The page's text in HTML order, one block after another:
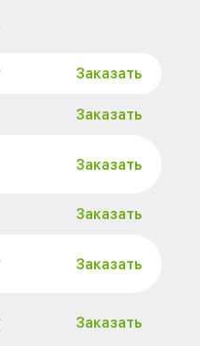
Заказать
Заказать
Заказать
Заказать
Заказать
Заказать